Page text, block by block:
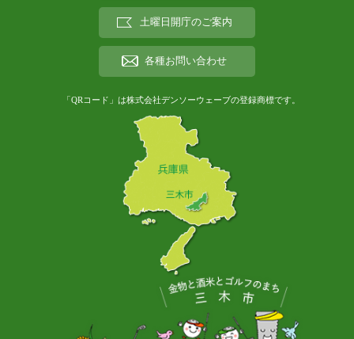
土曜日開庁のご案内
各種お問い合わせ
「QRコード」は株式会社デンソーウェーブの登録商標です。